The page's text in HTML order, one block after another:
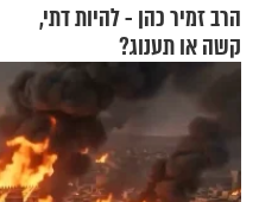
הרב זמיר כהן - להיות דתי,
קשה או תענוג?